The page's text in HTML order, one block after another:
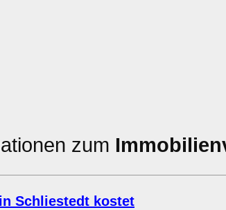
zum
Schliestedt kostet